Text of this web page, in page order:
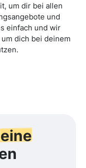
um dir bei allen
und
einfach und wir
dich bei deinem